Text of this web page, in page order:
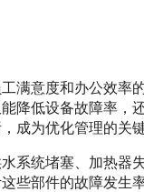
满意度和办公效率
降低设备故障率，
成为优化管理的关键
系统堵塞、加热器
些部件的故障发生